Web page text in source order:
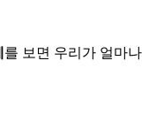
를 보면 우리가 얼마나